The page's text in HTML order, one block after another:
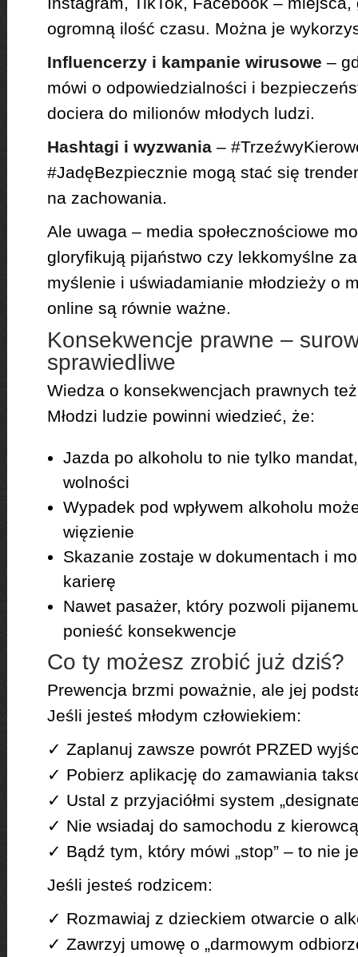
ogromną ilość czasu. Można je
Influencerzy i kampanie wirusowe –
mówi o odpowiedzialności i
dociera do milionów młodych ludzi.
Hashtagi i wyzwania–
#JadęBezpiecznie mogą stać się
na zachowania.
Ale uwaga – media społecznościowe
gloryfikują pijaństwo czy lekkomyślne
myślenie i uświadamianie młodzieży o
online są równie ważne.
Konsekwencje prawne –
sprawiedliwe
Wiedza o konsekwencjach prawnych
Młodzi ludzie powinni wiedzieć, że:
Jazda po alkoholu to nie tylko
wolności
Wypadek pod wpływem alkoholu
więzienie
Skazanie zostaje w dokumentach i
karierę
Nawet pasażer, który pozwoli
ponieść konsekwencje
Co ty możesz zrobić już dziś?
Prewencja brzmi poważnie, ale jej
Jeśli jesteś młodym człowiekiem:
✓ Zaplanuj zawsze powrót PRZED
✓ Pobierz aplikację do zamawiania
✓ Ustal z przyjaciółmi system
✓ Nie wsiadaj do samochodu z
✓ Bądź tym, który mówi „stop” – to nie
Jeśli jesteś rodzicem:
✓ Rozmawiaj z dzieckiem otwarcie o
✓ Zawrzyj umowę o „darmowym